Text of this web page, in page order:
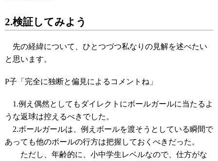
2.検証してみよう
先の経緯について、ひとつづつ私なりの見解を述べたい
と思います。
P子「完全に独断と偏見によるコメントね」
1.例え偶然としてもダイレクトにボールガールに当たるよ
うな返球は控えるべきでした。
2.ボールガールは、例えボールを渡そうとしている瞬間で
あっても他のボールの行方は把握しておくべきだった。
ただし、年齢的に、小中学生レベルなので、仕方がな